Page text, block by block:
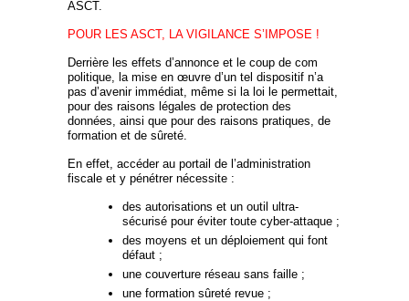
ASCT.
POUR LES ASCT, LA VIGILANCE S’IMPOSE !
Derrière les effets d’annonce et le coup de com
politique, la mise en œuvre d’un tel dispositif n’a
pas d’avenir immédiat, même si la loi le permettait,
pour des raisons légales de protection des
données, ainsi que pour des raisons pratiques, de
formation et de sûreté.
En effet, accéder au portail de l’administration
fiscale et y pénétrer nécessite :
des autorisations et un outil ultra-
sécurisé pour éviter toute cyber-attaque ;
des moyens et un déploiement qui font
défaut ;
une couverture réseau sans faille ;
une formation sûreté revue ;